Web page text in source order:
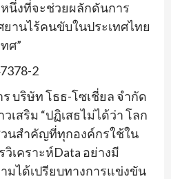
นึ่งที่จะช่วยผลักดันการ
านไร้คนขับในประเทศไทย
ศ”
บริษัท โธธ-โซเชี่ยล จำกัด
เสริม “ปฏิเสธไม่ได้ว่า โลก
นสำคัญที่ทุกองค์กรใช้ใน
เคราะห์Data อย่างมี
มได้เปรียบทางการแข่งขัน